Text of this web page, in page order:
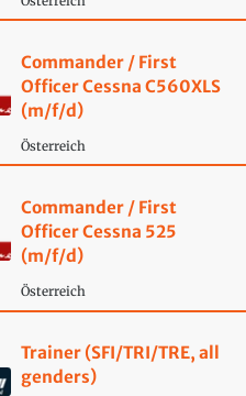
Commander / First
Officer Cessna C560XLS
(m/f/d)
Österreich
Commander / First
Officer Cessna 525
(m/f/d)
Österreich
Trainer (SFI/TRI/TRE, all
genders)